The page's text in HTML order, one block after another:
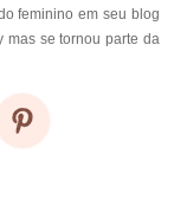
feminino em seu blog
mas se tornou parte da